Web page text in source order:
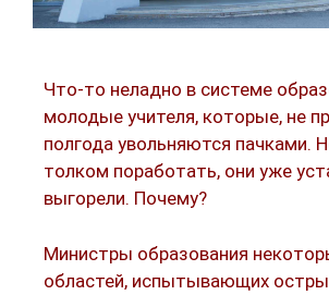
Что-то неладно в системе
молодые учителя, которые, не
полгода увольняются пачками.
толком поработать, они уже
выгорели. Почему?
Министры образования
областей, испытывающих